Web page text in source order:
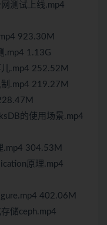
测试上线.mp4
923.30M
.mp4 1.13G
.mp4 252.52M
.mp4 219.27M
的使用场景.mp4
.mp4 304.53M
原理.mp4
402.06M
储ceph.mp4